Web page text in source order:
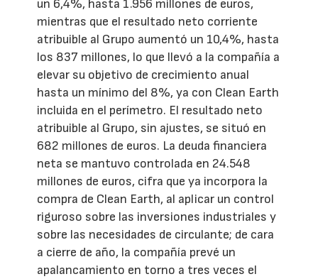
un 6,4%, hasta 1.956 millones de euros,
mientras que el resultado neto corriente
atribuible al Grupo aumentó un 10,4%, hasta
los 837 millones, lo que llevó a la compañía a
elevar su objetivo de crecimiento anual
hasta un mínimo del 8%, ya con Clean Earth
incluida en el perímetro. El resultado neto
atribuible al Grupo, sin ajustes, se situó en
682 millones de euros. La deuda financiera
neta se mantuvo controlada en 24.548
millones de euros, cifra que ya incorpora la
compra de Clean Earth, al aplicar un control
riguroso sobre las inversiones industriales y
sobre las necesidades de circulante; de cara
a cierre de año, la compañía prevé un
apalancamiento en torno a tres veces el